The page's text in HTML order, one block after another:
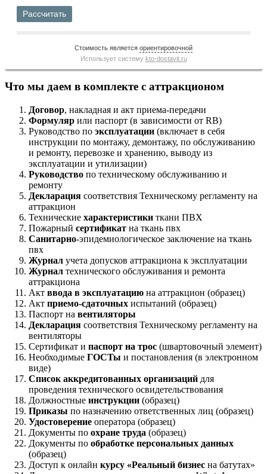
Рассчитать
Стоимость является ориентировочной
Использует систему kto-dostavit.ru
Что мы даем в комплекте с аттракционом
Договор, накладная и акт приема-передачи
Формуляр или паспорт (в зависимости от RB)
Руководство по эксплуатации (включает в себя
инструкции по монтажу, демонтажу, по обслуживанию
и ремонту, перевозке и хранению, выводу из
эксплуатации и утилизации)
Руководство по техническому обслуживанию и
ремонту
Декларация соответствия Техническому регламенту на
аттракцион
Технические характеристики ткани ПВХ
Пожарный сертификат на ткань пвх
Санитарно-эпидемиологическое заключение на ткань
пвх
Журнал учета допусков аттракциона к эксплуатации
Журнал технического обслуживания и ремонта
аттракциона
Акт ввода в эксплуатацию на аттракцион (образец)
Акт приемо-сдаточных испытаний (образец)
Паспорт на вентиляторы
Декларация соответствия Техническому регламенту на
вентиляторы
Сертификат и паспорт на трос (швартовочный элемент)
Необходимые ГОСТы и постановления (в электронном
виде)
Список аккредитованных организаций для
проведения технического освидетельствования
Должностные инструкции (образец)
Приказы по назначению ответственных лиц (образец)
Удостоверение оператора (образец)
Документы по охране труда (образец)
Документы по обработке персональных данных
(образец)
Доступ к онлайн курсу «Реальный бизнес на батутах»